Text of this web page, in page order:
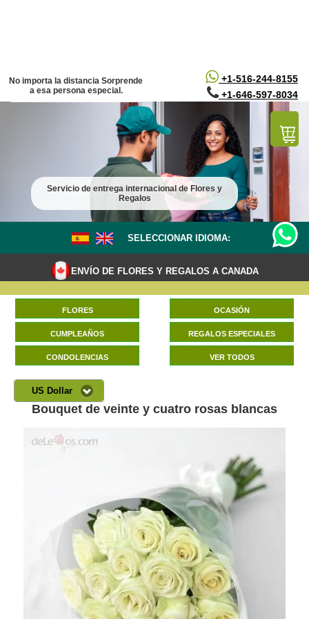
+1-516-244-8155
+1-646-597-8034
No importa la distancia Sorprende
a esa persona especial.
Servicio de entrega internacional de Flores y
Regalos
SELECCIONAR IDIOMA:
ENVÍO DE FLORES Y REGALOS A CANADA
FLORES OCASIÓN
CUMPLEAÑOS REGALOS ESPECIALES
CONDOLENCIAS VER TODOS
US Dollar
Bouquet de veinte y cuatro rosas blancas